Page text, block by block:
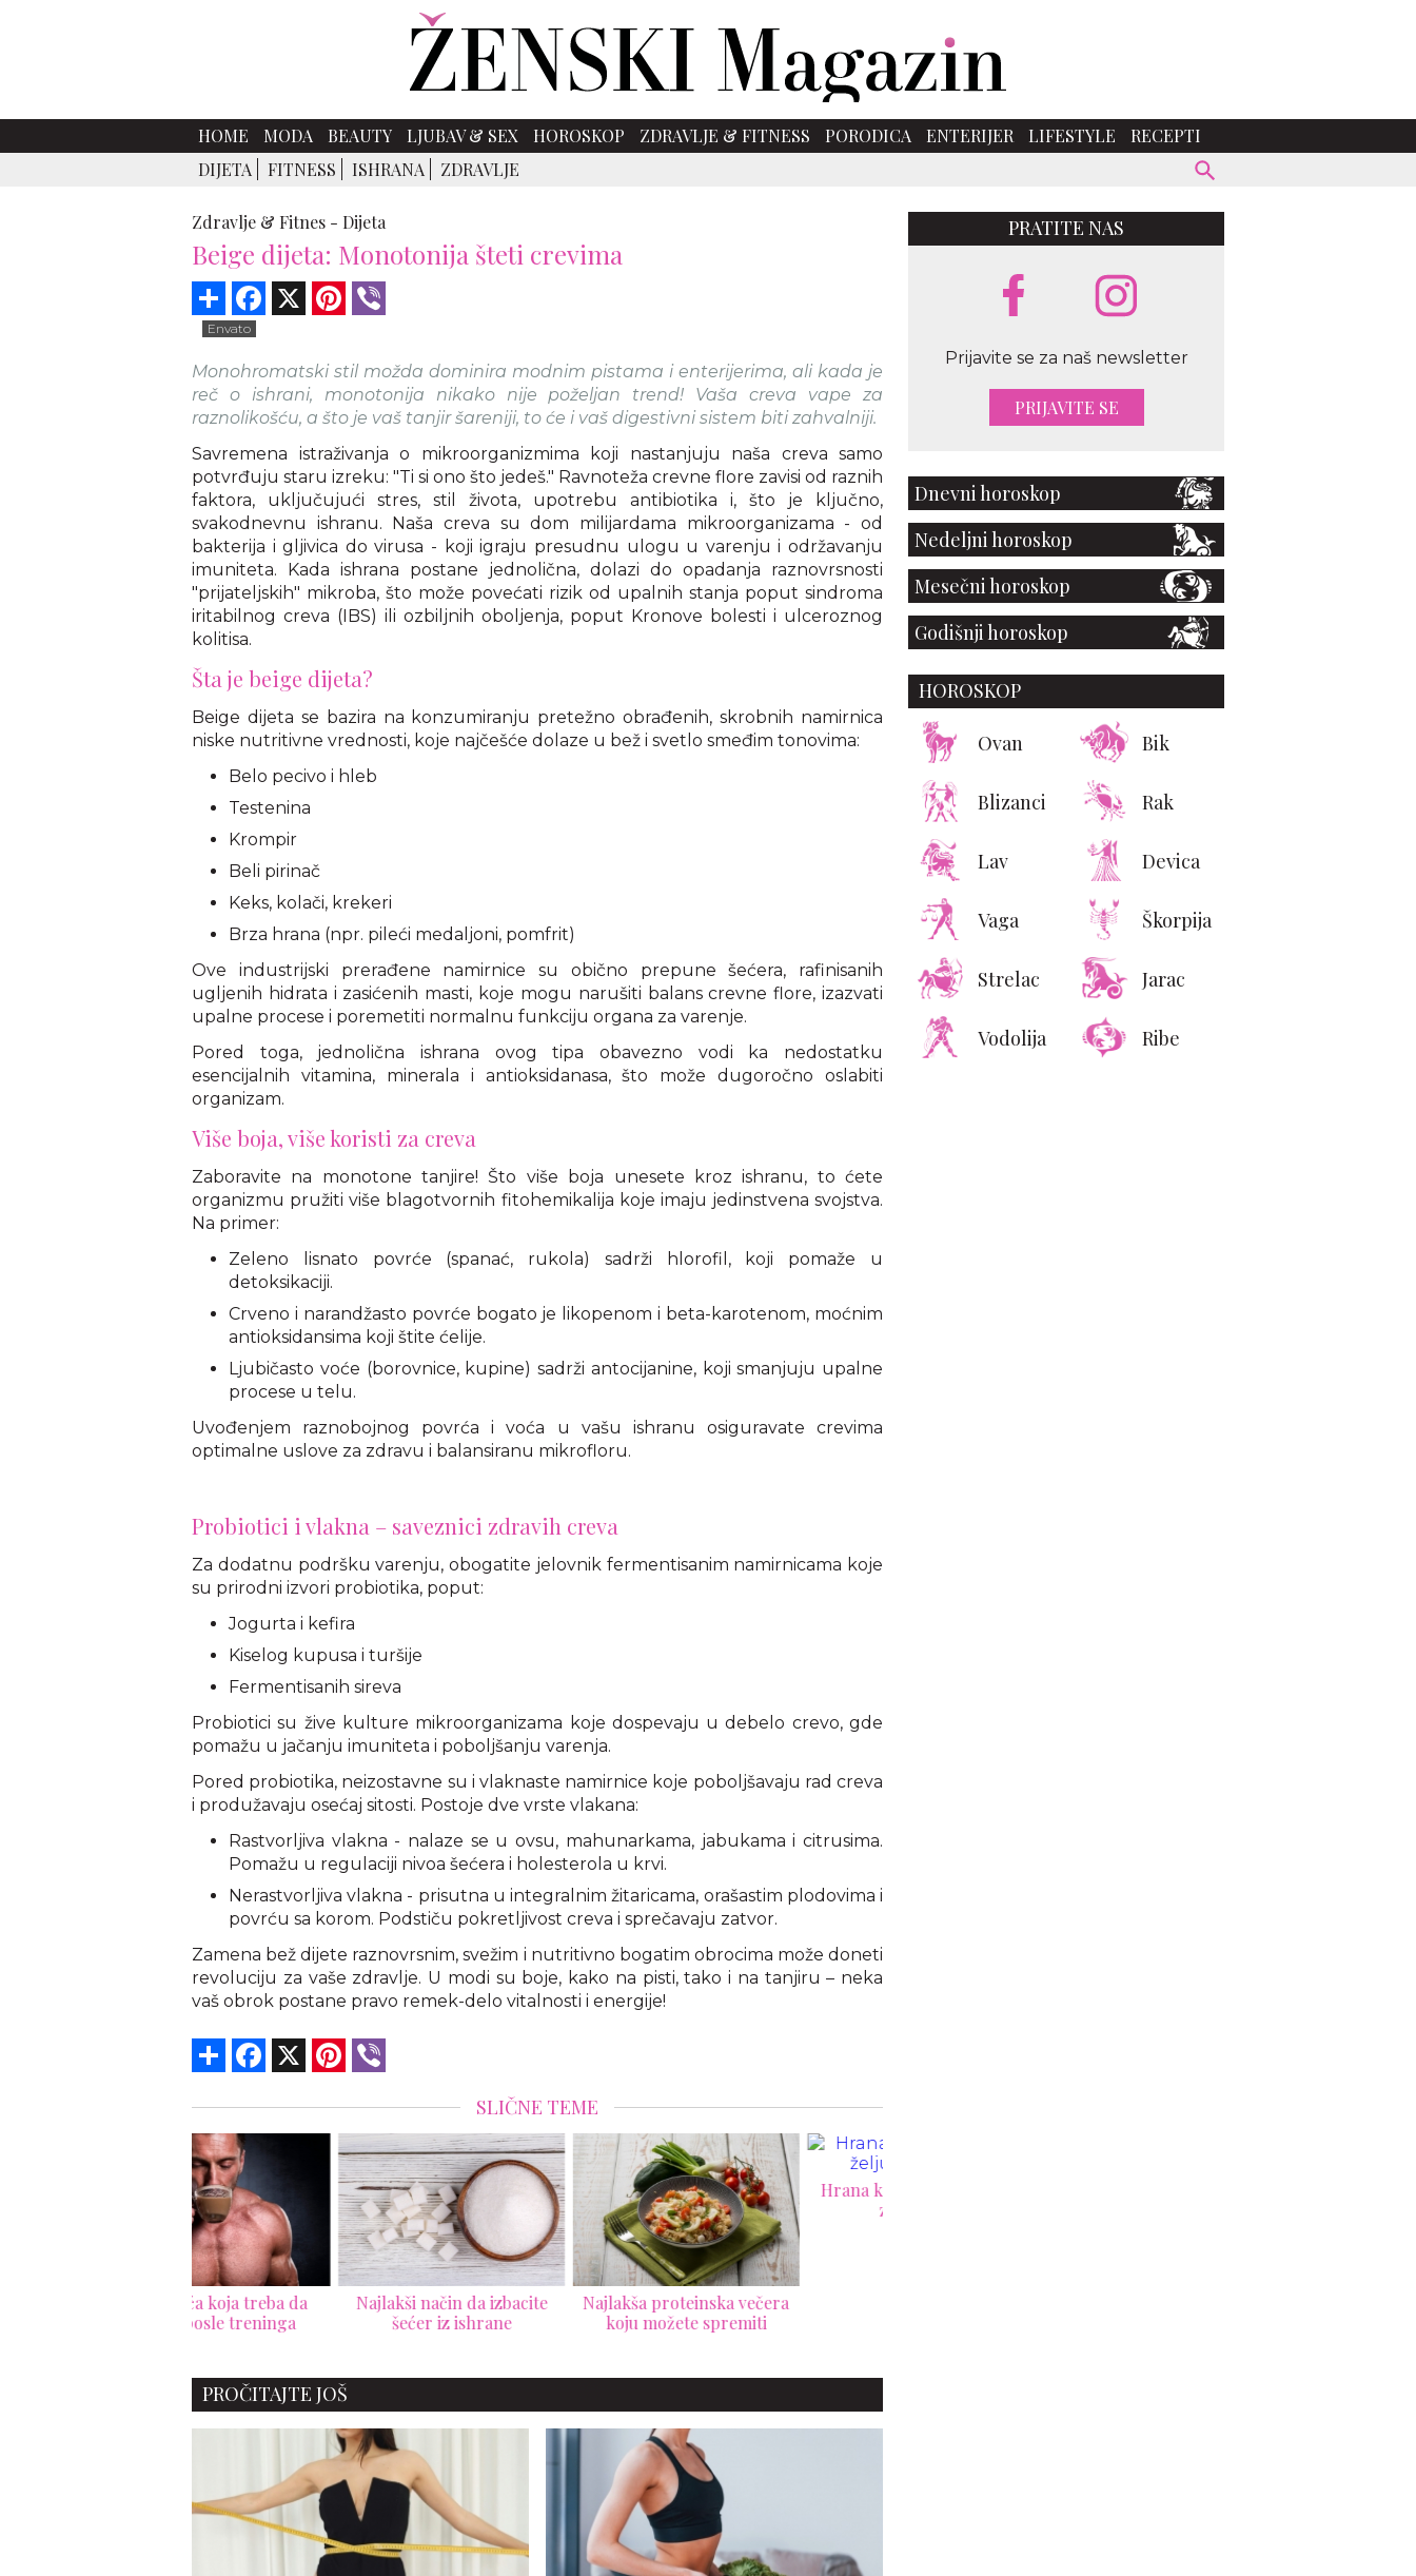
HOME MODA BEAUTY LJUBAV & SEX HOROSKOP ZDRAVLJE & FITNESS PORODICA ENTERIJER LIFESTYLE
RECEPTI
DIJETA
FITNESS ISHRANA ZDRAVLJE
Zdravlje & Fitnes - Dijeta
Beige dijeta: Monotonija šteti crevima
Share Facebook Pinterest
Envato
Monohromatski stil možda dominira modnim pistama i enterijerima, ali kada je
reč o ishrani, monotonija nikako nije poželjan trend! Vaša creva vape za
raznolikošću, a što je vaš tanjir šareniji, to će i vaš digestivni sistem biti zahvalniji.
Savremena istraživanja o mikroorganizmima koji nastanjuju naša creva samo
potvrđuju staru izreku: "Ti si ono što jedeš." Ravnoteža crevne flore zavisi od raznih
faktora, uključujući stres, stil života, upotrebu antibiotika i, što je ključno,
svakodnevnu ishranu. Naša creva su dom milijardama mikroorganizama - od
bakterija i gljivica do virusa - koji igraju presudnu ulogu u varenju i održavanju
imuniteta. Kada ishrana postane jednolična, dolazi do opadanja raznovrsnosti
"prijateljskih" mikroba, što može povećati rizik od upalnih stanja poput sindroma
iritabilnog creva (IBS) ili ozbiljnih oboljenja, poput Kronove bolesti i ulceroznog
kolitisa.
Šta je beige dijeta?
Beige dijeta se bazira na konzumiranju pretežno obrađenih, skrobnih namirnica
niske nutritivne vrednosti, koje najčešće dolaze u bež i svetlo smeđim tonovima:
Belo pecivo i hleb
Testenina
Krompir
Beli pirinač
Keks, kolači, krekeri
Brza hrana (npr. pileći medaljoni, pomfrit)
Ove industrijski prerađene namirnice su obično prepune šećera, rafinisanih
ugljenih hidrata i zasićenih masti, koje mogu narušiti balans crevne flore, izazvati
upalne procese i poremetiti normalnu funkciju organa za varenje.
Pored toga, jednolična ishrana ovog tipa obavezno vodi ka nedostatku
esencijalnih vitamina, minerala i antioksidanasa, što može dugoročno oslabiti
organizam.
Više boja, više koristi za creva
Zaboravite na monotone tanjire! Što više boja unesete kroz ishranu, to ćete
organizmu pružiti više blagotvornih fitohemikalija koje imaju jedinstvena svojstva.
Na primer:
Zeleno lisnato povrće (spanać, rukola) sadrži hlorofil, koji pomaže u
detoksikaciji.
Crveno i narandžasto povrće bogato je likopenom i beta-karotenom, moćnim
antioksidansima koji štite ćelije.
Ljubičasto voće (borovnice, kupine) sadrži antocijanine, koji smanjuju upalne
procese u telu.
Uvođenjem raznobojnog povrća i voća u vašu ishranu osiguravate crevima
optimalne uslove za zdravu i balansiranu mikrofloru.
Probiotici i vlakna – saveznici zdravih creva
Za dodatnu podršku varenju, obogatite jelovnik fermentisanim namirnicama koje
su prirodni izvori probiotika, poput:
Jogurta i kefira
Kiselog kupusa i turšije
Fermentisanih sireva
Probiotici su žive kulture mikroorganizama koje dospevaju u debelo crevo, gde
pomažu u jačanju imuniteta i poboljšanju varenja.
Pored probiotika, neizostavne su i vlaknaste namirnice koje poboljšavaju rad creva
i produžavaju osećaj sitosti. Postoje dve vrste vlakana:
Rastvorljiva vlakna - nalaze se u ovsu, mahunarkama, jabukama i citrusima.
Pomažu u regulaciji nivoa šećera i holesterola u krvi.
Nerastvorljiva vlakna - prisutna u integralnim žitaricama, orašastim plodovima i
povrću sa korom. Podstiču pokretljivost creva i sprečavaju zatvor.
Zamena bež dijete raznovrsnim, svežim i nutritivno bogatim obrocima može doneti
revoluciju za vaše zdravlje. U modi su boje, kako na pisti, tako i na tanjiru – neka
vaš obrok postane pravo remek-delo vitalnosti i energije!
Share Facebook Pinterest
SLIČNE TEME
Najlakši način da izbacite
šećer iz ishrane
Najlakša proteinska večera
koju možete spremiti
Hrana koja vam ubija želju
za seksom!
PROČITAJTE JOŠ
PRATITE NAS
Prijavite se za naš newsletter
PRIJAVITE SE
Dnevni horoskop
Nedeljni horoskop
Mesečni horoskop
Godišnji horoskop
HOROSKOP
Ovan Bik
Blizanci Rak
Lav Devica
Vaga Škorpija
Strelac Jarac
Vodolija Ribe